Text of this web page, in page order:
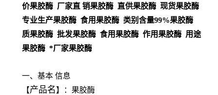
价果胶酶 厂家直 销果胶酶 直供果胶酶 现货果胶酶
专业生产果胶酶 食用果胶酶 类别含量99%果胶酶
质果胶酶 批发果胶酶 食用果胶酶 作用果胶酶 用途
果胶酶 *厂家果胶酶
一、基本 信息
【产品名】：果胶酶